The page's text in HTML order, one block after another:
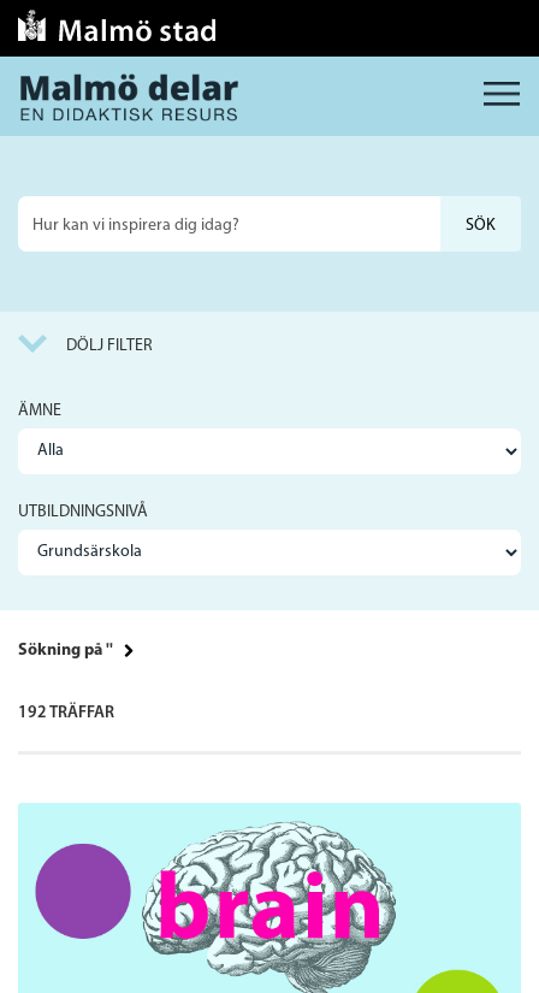
MENY
Sök
på
DÖLJ FILTER
ÄMNE
UTBILDNINGSNIVÅ
Sökning på ''
192 TRÄFFAR